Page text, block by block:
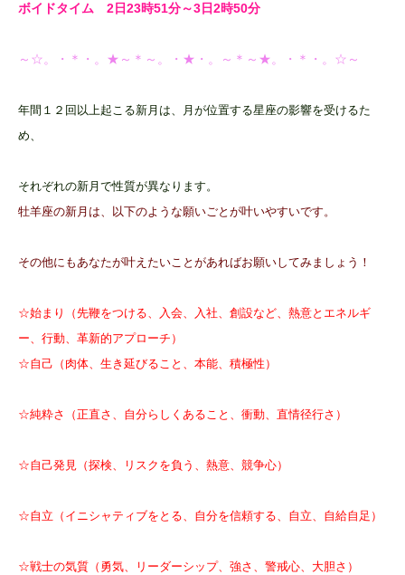
ボイドタイム 2日23時51分～3日2時50分
～☆。・＊・。★～＊～。・★・。～＊～★。・＊・。☆～
年間１２回以上起こる新月は、月が位置する星座の影響を受けるた
め、
それぞれの新月で性質が異なります。
牡羊座の新月は、以下のような願いごとが叶いやすいです。
その他にもあなたが叶えたいことがあればお願いしてみましょう！
☆始まり（先鞭をつける、入会、入社、創設など、熱意とエネルギ
ー、行動、革新的アプローチ）
☆自己（肉体、生き延びること、本能、積極性）
☆純粋さ（正直さ、自分らしくあること、衝動、直情径行さ）
☆自己発見（探検、リスクを負う、熱意、競争心）
☆自立（イニシャティブをとる、自分を信頼する、自立、自給自足）
☆戦士の気質（勇気、リーダーシップ、強さ、警戒心、大胆さ）